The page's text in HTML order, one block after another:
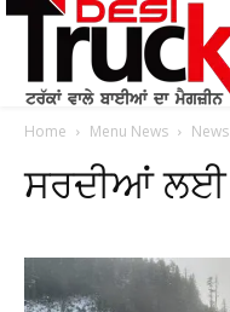
Home Menu News
ਸਰਦੀਆਂ ਲਈ